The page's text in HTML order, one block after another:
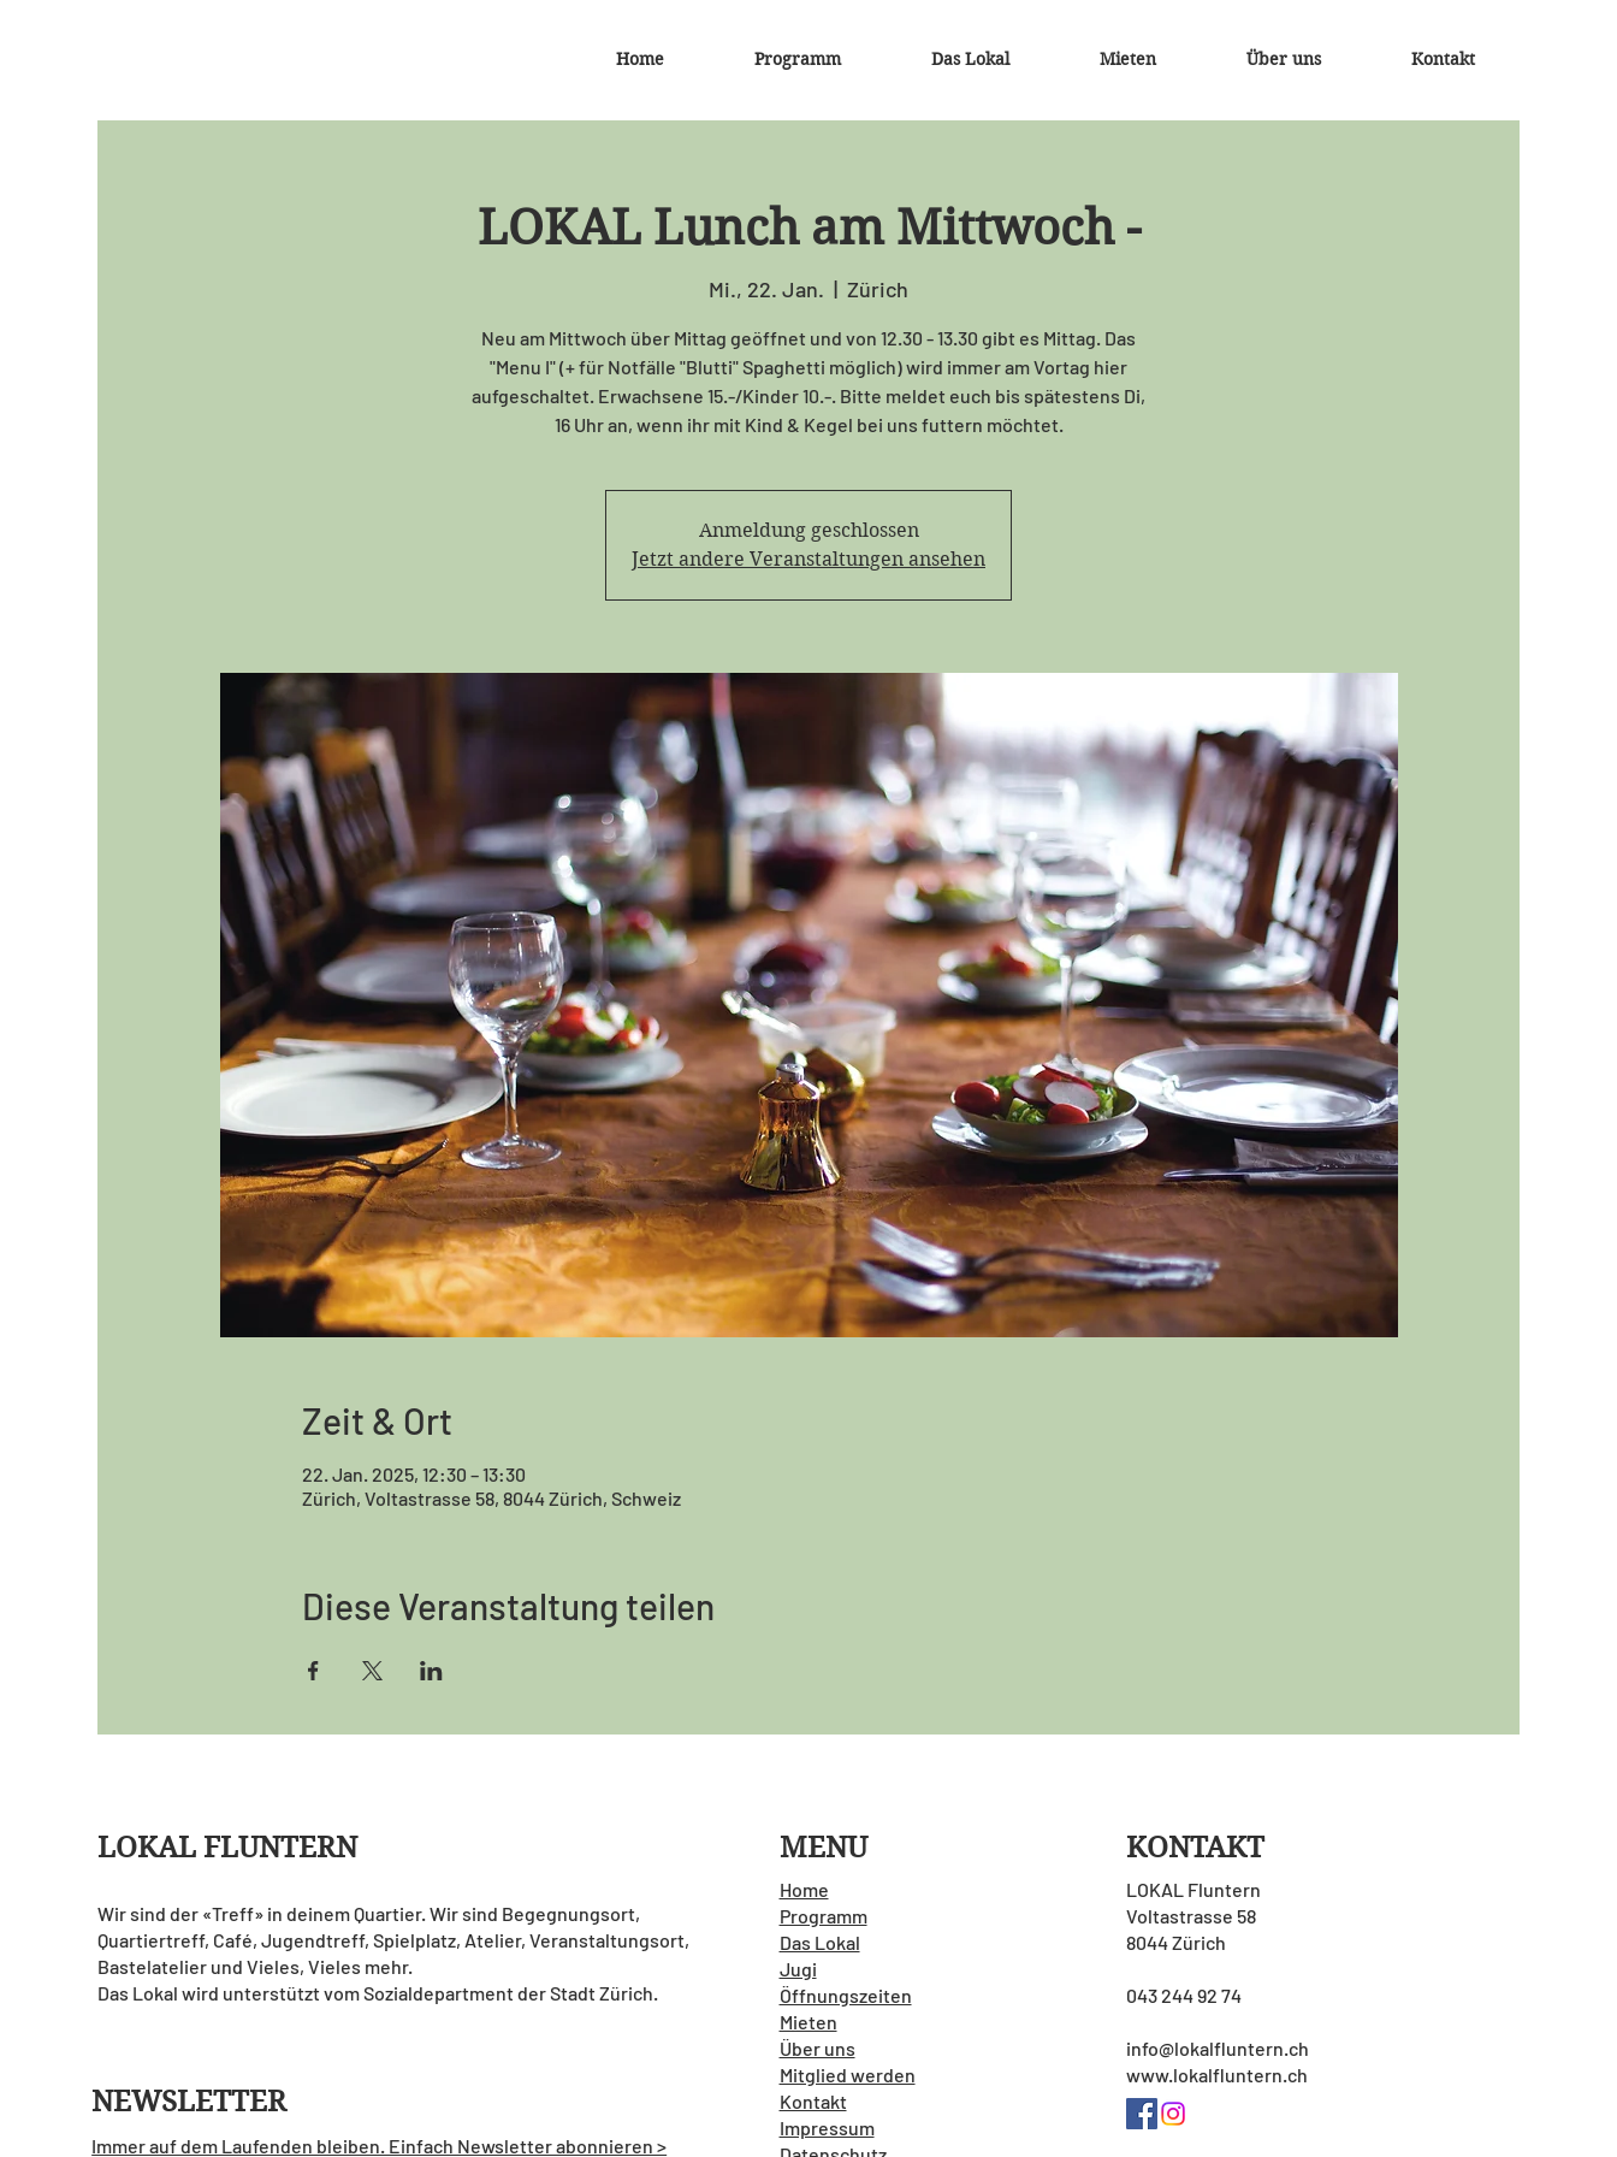
Home Programm Das Lokal Mieten Über uns Kontakt
LOKAL Lunch am Mittwoch -
Mi., 22. Jan.
  |
Zürich
Neu am Mittwoch über Mittag geöffnet und von 12.30 - 13.30 gibt es Mittag. Das
"Menu I" (+ für Notfälle "Blutti" Spaghetti möglich) wird immer am Vortag hier
aufgeschaltet. Erwachsene 15.-/Kinder 10.-. Bitte meldet euch bis spätestens Di,
16 Uhr an, wenn ihr mit Kind & Kegel bei uns futtern möchtet.
Anmeldung geschlossen
Jetzt andere Veranstaltungen ansehen
Zeit & Ort
22. Jan. 2025, 12:30 – 13:30
Zürich, Voltastrasse 58, 8044 Zürich, Schweiz
Diese Veranstaltung teilen
MENU
Home
Programm
Das Lokal
Jugi
Öffnungszeiten
Mieten
Über uns
Mitglied werden
Kontakt
Impressum
KONTAKT
LOKAL Fluntern
Voltastrasse 58
8044 Zürich
043 244 92 74
info@lokalfluntern.ch
www.lokalfluntern.ch
LOKAL FLUNTERN
Wir sind der «Treff» in deinem Quartier. Wir sind Begegnungsort,
Quartiertreff, Café, Jugendtreff, Spielplatz, Atelier, Veranstaltungsort,
Bastelatelier und Vieles, Vieles mehr.
Das Lokal wird unterstützt vom Sozialdepartment der Stadt Zürich.
NEWSLETTER
Immer auf dem Laufenden bleiben. Einfach Newsletter abonnieren >